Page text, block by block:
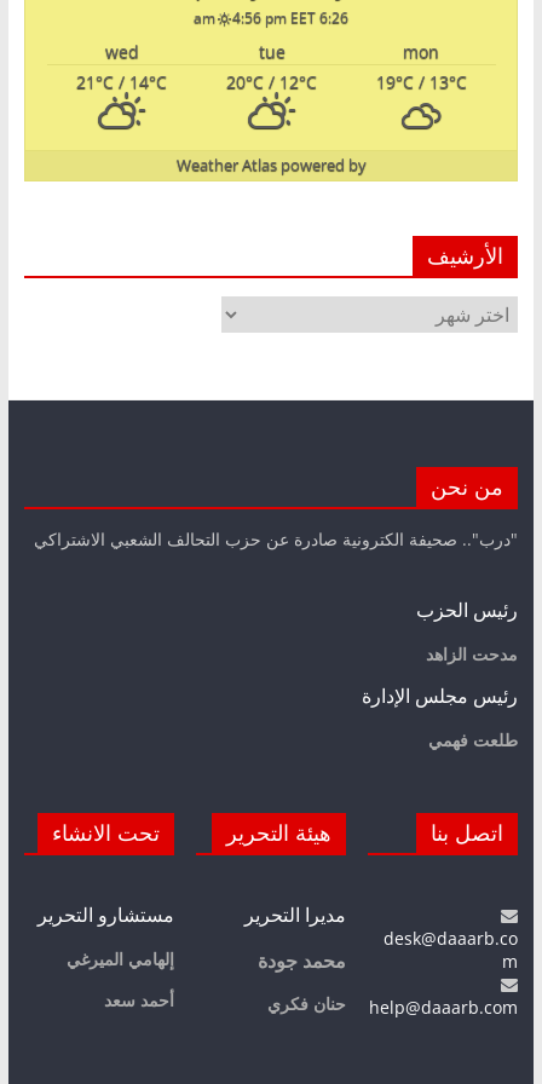
6:26 am
4:56 pm EET
mon
tue
wed
19°C/ 13°C
20°C / 12°C
21°C / 14°C
powered by
Weather Atlas
الأرشيف
الأرشيف
من نحن
"درب".. صحيفة الكترونية صادرة عن حزب التحالف الشعبي الاشتراكي
رئيس الحزب
مدحت الزاهد
رئيس مجلس الإدارة
طلعت فهمي
اتصل بنا
desk@daaarb.co
m
help@daaarb.com
هيئة التحرير
مديرا التحرير
محمد جودة
حنان فكري
تحت الانشاء
مستشارو التحرير
إلهامي الميرغي
أحمد سعد